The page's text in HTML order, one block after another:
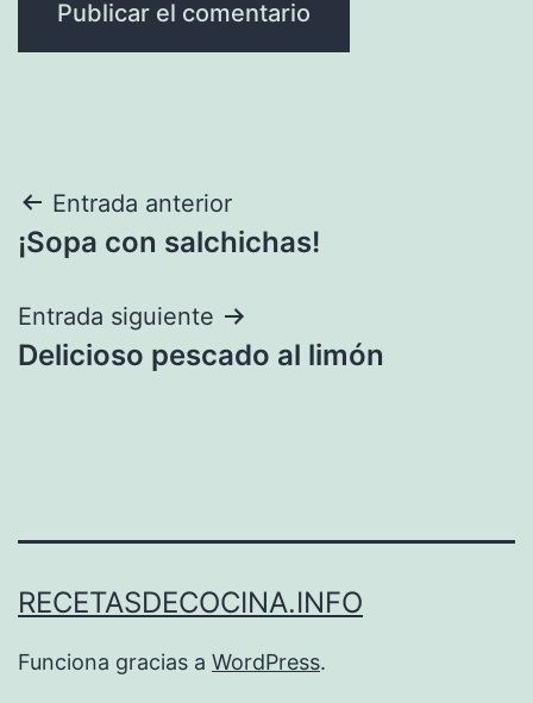
Navegación
de
entradas
Entrada anterior
¡Sopa con salchichas!
Entrada siguiente
Delicioso pescado al limón
RECETASDECOCINA.INFO
Funciona gracias a WordPress.